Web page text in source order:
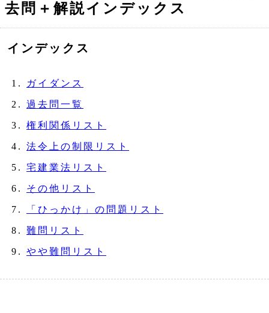
去問＋解説インデックス
インデックス
ガイダンス
過去問一覧
権利関係リスト
法令上の制限リスト
宅建業法リスト
その他リスト
「ひっかけ」の問題リスト
難問リスト
やや難問リスト